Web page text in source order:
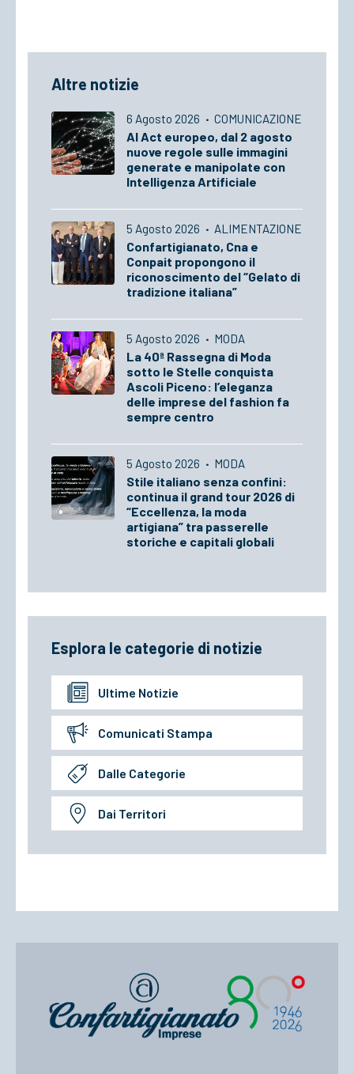
Altre notizie
6 Agosto 2026 · COMUNICAZIONE
AI Act europeo, dal 2 agosto
nuove regole sulle immagini
generate e manipolate con
Intelligenza Artificiale
5 Agosto 2026 · ALIMENTAZIONE
Confartigianato, Cna e
Conpait propongono il
riconoscimento del “Gelato di
tradizione italiana”
5 Agosto 2026 · MODA
La 40ª Rassegna di Moda
sotto le Stelle conquista
Ascoli Piceno: l’eleganza
delle imprese del fashion fa
sempre centro
5 Agosto 2026 · MODA
Stile italiano senza confini:
continua il grand tour 2026 di
“Eccellenza, la moda
artigiana” tra passerelle
storiche e capitali globali
Esplora le categorie di notizie
Ultime Notizie
Comunicati Stampa
Dalle Categorie
Dai Territori